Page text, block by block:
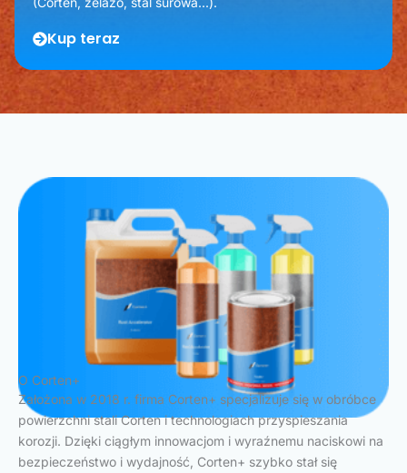
Kup teraz
O Corten+
Założona w 2018 r. firma Corten+ specjalizuje się w obróbce
powierzchni stali Corten i technologiach przyspieszania
korozji. Dzięki ciągłym innowacjom i wyraźnemu naciskowi na
bezpieczeństwo i wydajność, Corten+ szybko stał się